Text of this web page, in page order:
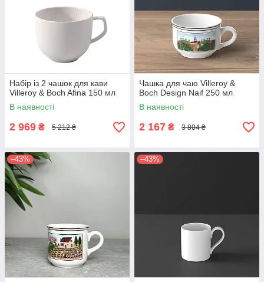
Набір із 2 чашок для кави
Villeroy & Boch Afina 150 мл
В наявності
2 969 ₴ 5 212 ₴
Чашка для чаю Villeroy &
Boch Design Naif 250 мл
В наявності
2 167 ₴ 3 804 ₴
–43% –43%